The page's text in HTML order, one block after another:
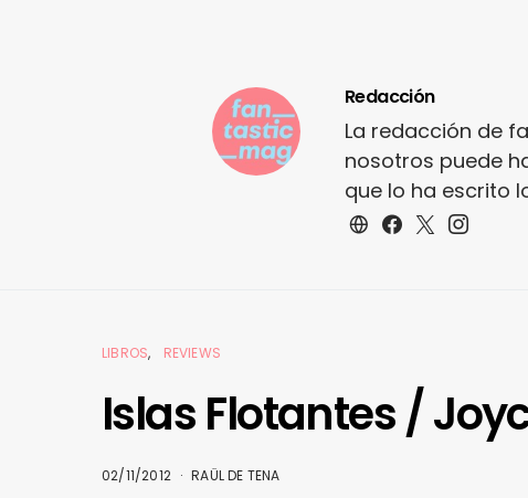
Redacción
La redacción de
nosotros puede
que lo ha escrito
LIBROS REVIEWS
Islas Flotantes /
02/11/2012 RAÜL DE TENA